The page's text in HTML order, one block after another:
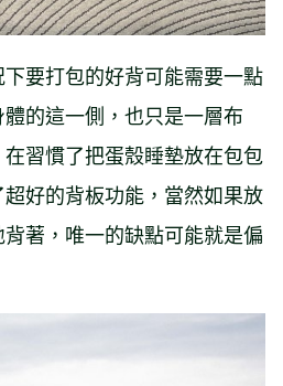
要打包的好背可能需要一點
的這一側，也只是一層布
習慣了把蛋殼睡墊放在包包
好的背板功能，當然如果放
著，唯一的缺點可能就是偏